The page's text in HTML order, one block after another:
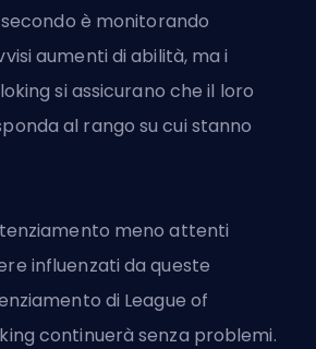
secondo è monitorando
aumenti di abilità, ma i
si assicurano che il loro
al rango su cui stanno
meno attenti
influenzati da queste
di League of
continuerà senza problemi.